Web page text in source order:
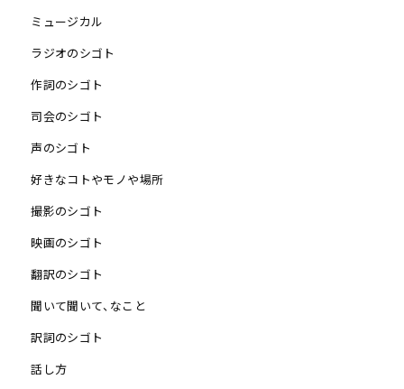
ミュージカル
ラジオのシゴト
作詞のシゴト
司会のシゴト
声のシゴト
好きなコトやモノや場所
撮影のシゴト
映画のシゴト
翻訳のシゴト
聞いて聞いて、なこと
訳詞のシゴト
話し方